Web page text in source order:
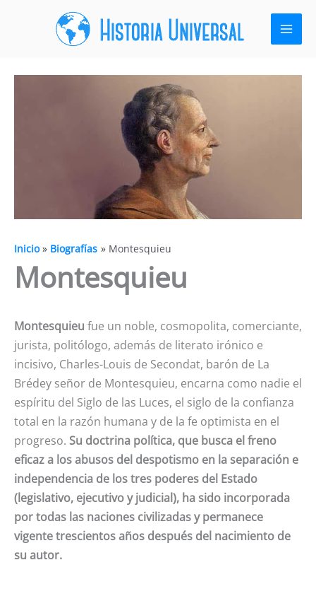
Inicio Biografías Montesquieu
Montesquieu
Montesquieu fue un noble, cosmopolita, comerciante,
jurista, politólogo, además de literato irónico e
incisivo, Charles-Louis de Secondat, barón de La
Brédey señor de Montesquieu, encarna como nadie el
espíritu del Siglo de las Luces, el siglo de la confianza
total en la razón humana y de la fe optimista en el
progreso. Su doctrina política, que busca el freno
eficaz a los abusos del despotismo en la separación e
independencia de los tres poderes del Estado
(legislativo, ejecutivo y judicial), ha sido incorporada
por todas las naciones civilizadas y permanece
vigente trescientos años después del nacimiento de
su autor.